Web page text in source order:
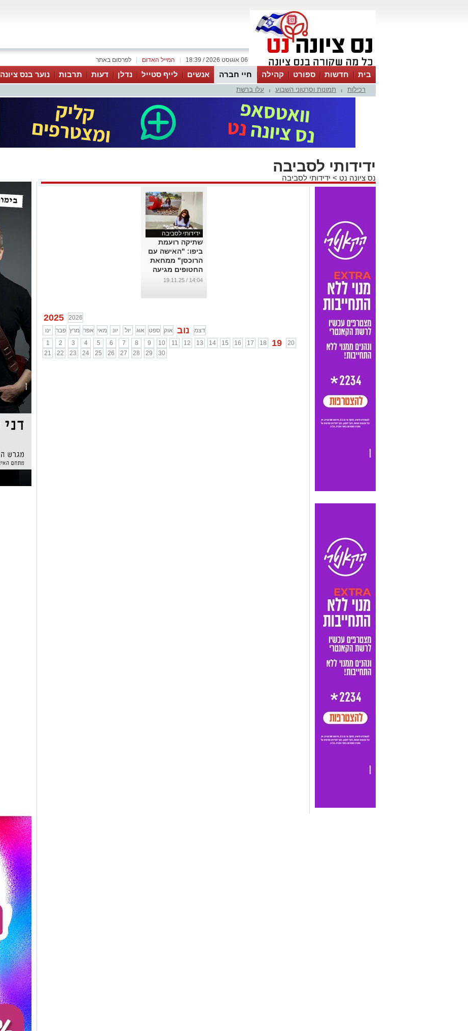
לפרסום באתר המייל האדום 06 אוגוסט 2026 / 18:39
בית חדשות ספורט קהילה חיי חברה אנשים לייף סטייל נדלן דעות תרבות נוער בנס ציונה
רכילות תמונות וסרטוני השבוע עלו ברשת
ידידותי לסביבה
נס ציונה נט > ידידותי לסביבה
ידידותי לסביבה
שתיקה רועמת
ביפו: "האישה עם
הרוכסן" ממחאת
החטופים מגיעה
לגלריה. (וידאו)
14:04 / 19.11.25
2025
2026
ינו
פבר מרץ אפר מאי יונ יול אוג ספט אוק נוב
דצמ
1
2 3 4 5 6 7 8 9 10 11 12 13 14 15 16 17 18 19
20
21
22 23 24 25 26 27 28 29 30